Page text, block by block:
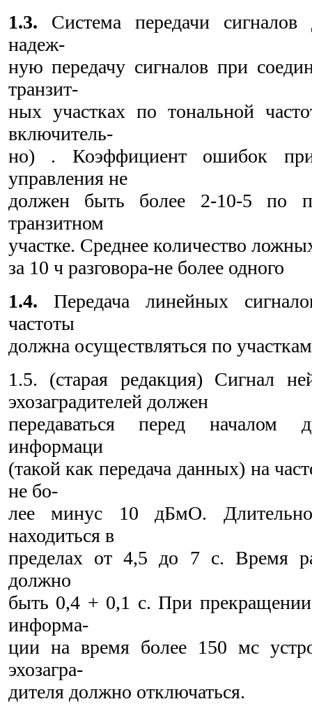
1.3. Система передачи сигналов
надеж-
ную передачу сигналов при
транзит-
ных участках по тональной
включитель-
но) . Коэффициент ошибок при
управления не
должен быть более 2-10-5 по
транзитном
участке. Среднее количество
за 10 ч разговора-не более одного
1.4. Передача линейных
частоты
должна осуществляться по
1.5. (старая редакция) Сигнал
эхозаградителей должен
передаваться перед началом
информаци
(такой как передача данных) на
не бо-
лее минус 10 дБмО.
находиться в
пределах от 4,5 до 7 с. Время
должно
быть 0,4 + 0,1 с. При прекращении
информа-
ции на время более 150 мс
эхозагра-
дителя должно отключаться.